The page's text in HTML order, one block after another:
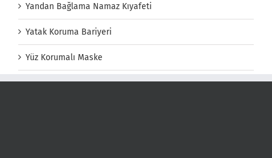
Yandan Bağlama Namaz Kıyafeti
Yatak Koruma Bariyeri
Yüz Korumalı Maske